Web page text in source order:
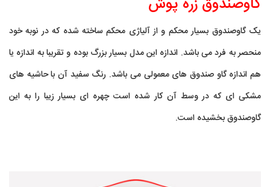
یک گاوصندوق بسیار محکم و از آلیاژی محکم ساخته شده که در نوبه خود
منحصر به فرد می باشد. اندازه این مدل بسیار بزرگ بوده و تقریبا به اندازه یا
هم اندازه گاو صندوق های معمولی می باشد. رنگ سفید آن با حاشیه های
مشکی ای که در وسط آن کار شده است چهره ای بسیار زیبا را به این
گاوصندوق بخشیده است.